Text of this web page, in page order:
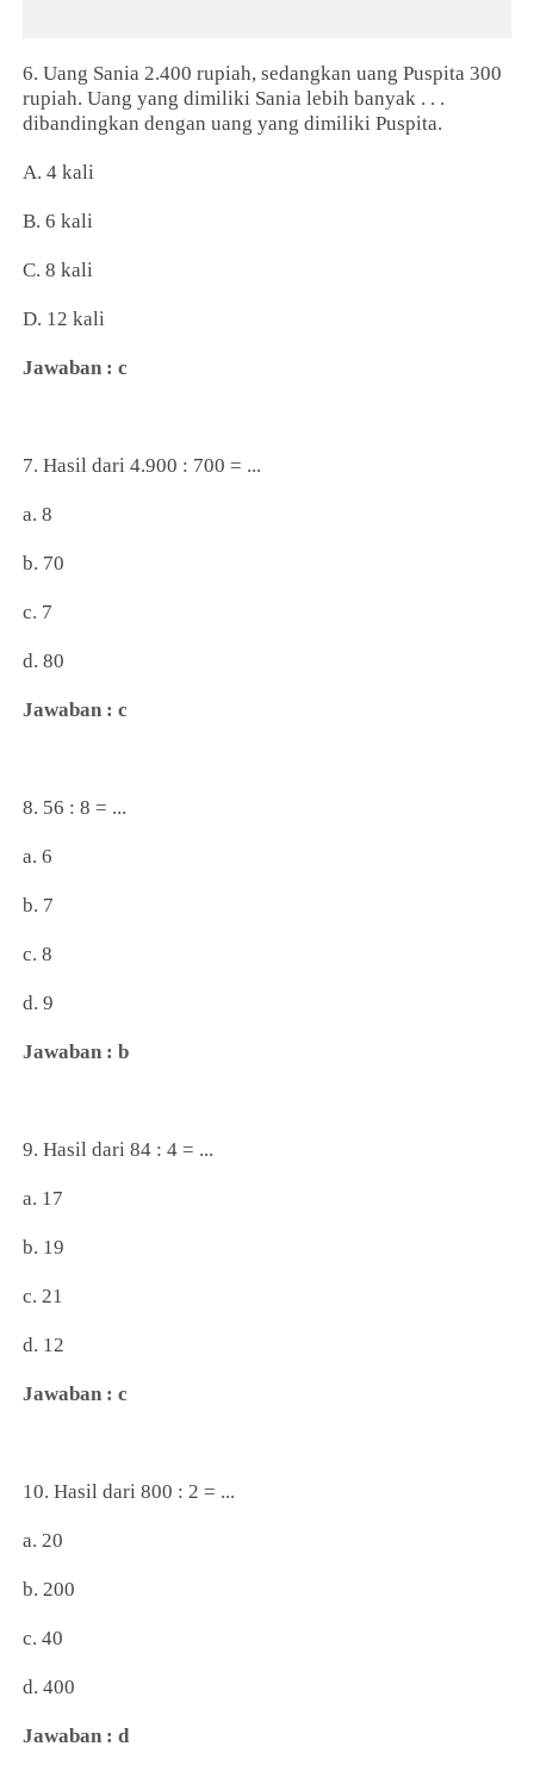
6. Uang Sania 2.400 rupiah, sedangkan uang Puspita 300
rupiah. Uang yang dimiliki Sania lebih banyak . . .
dibandingkan dengan uang yang dimiliki Puspita.
A. 4 kali
B. 6 kali
C. 8 kali
D. 12 kali
Jawaban : c
7. Hasil dari 4.900 : 700 = ...
a. 8
b. 70
c. 7
d. 80
Jawaban : c
8. 56 : 8 = ...
a. 6
b. 7
c. 8
d. 9
Jawaban : b
9. Hasil dari 84 : 4 = ...
a. 17
b. 19
c. 21
d. 12
Jawaban : c
10. Hasil dari 800 : 2 = ...
a. 20
b. 200
c. 40
d. 400
Jawaban : d